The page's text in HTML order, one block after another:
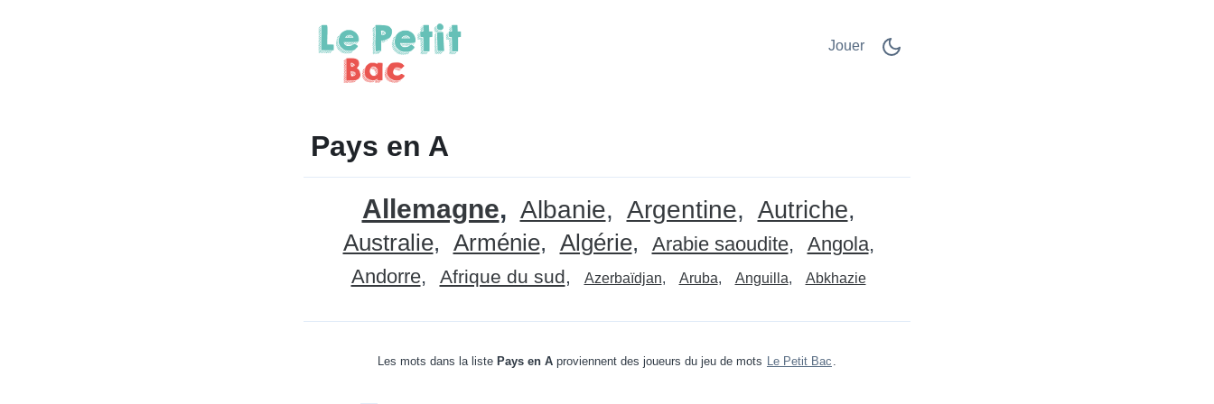
Jouer
Pays en A
Allemagne Albanie Argentine Autriche
Australie Arménie Algérie Arabie saoudite
Angola
Andorre
Afrique du sud Azerbaïdjan Aruba Anguilla Abkhazie
Les mots dans la liste Pays en A proviennent des joueurs du jeu de mots Le Petit Bac .